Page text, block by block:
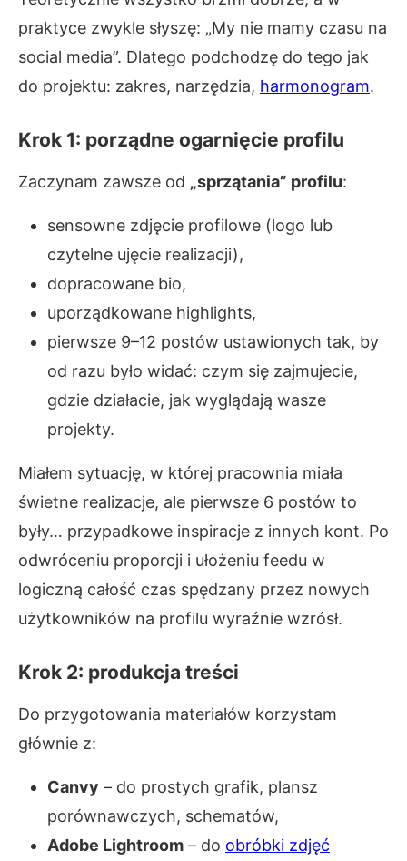
praktyce zwykle słyszę: „My nie mamy czasu na
social media”. Dlatego podchodzę do tego jak
do projektu: zakres, narzędzia, harmonogram.
Krok 1: porządne ogarnięcie profilu
Zaczynam zawsze od „sprzątania” profilu:
sensowne zdjęcie profilowe (logo lub
czytelne ujęcie realizacji),
dopracowane bio,
uporządkowane highlights,
pierwsze 9–12 postów ustawionych tak, by
od razu było widać: czym się zajmujecie,
gdzie działacie, jak wyglądają wasze
projekty.
Miałem sytuację, w której pracownia miała
świetne realizacje, ale pierwsze 6 postów to
były… przypadkowe inspiracje z innych kont. Po
odwróceniu proporcji i ułożeniu feedu w
logiczną całość czas spędzany przez nowych
użytkowników na profilu wyraźnie wzrósł.
Krok 2: produkcja treści
Do przygotowania materiałów korzystam
głównie z:
Canvy – do prostych grafik, plansz
porównawczych, schematów,
Adobe Lightroom – do obróbki zdjęć